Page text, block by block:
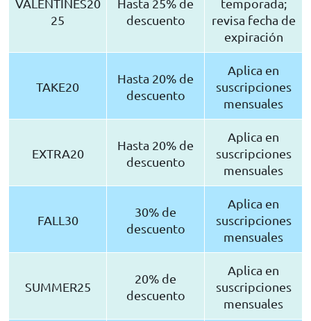
VALENTINES20
25
Hasta 25% de
descuento
temporada;
revisa fecha de
expiración
TAKE20
Hasta 20% de
descuento
Aplica en
suscripciones
mensuales
EXTRA20
Hasta 20% de
descuento
Aplica en
suscripciones
mensuales
FALL30
30% de
descuento
Aplica en
suscripciones
mensuales
SUMMER25
20% de
descuento
Aplica en
suscripciones
mensuales